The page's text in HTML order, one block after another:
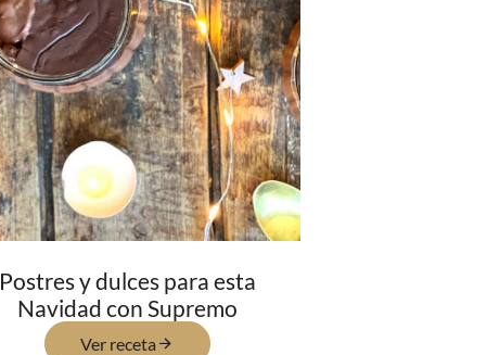
Postres y dulces para esta
Navidad con Supremo
Ver receta